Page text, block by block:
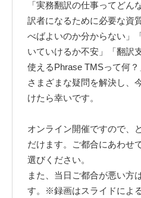
「実務翻訳の仕事ってどん
訳者になるために必要な資
べばよいのか分からない」
いていけるか不安」「翻訳
使えるPhrase TMSって何
さまざまな疑問を解決し、
けたら幸いです。
オンライン開催ですので、
だけます。ご都合にあわせ
選びください。
また、当日ご都合が悪い方
す。※録画はスライドによ